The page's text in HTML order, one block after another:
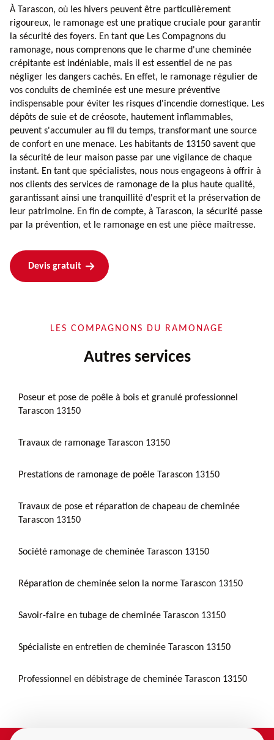
À Tarascon, où les hivers peuvent être particulièrement
rigoureux, le ramonage est une pratique cruciale pour garantir
la sécurité des foyers. En tant que Les Compagnons du
ramonage, nous comprenons que le charme d'une cheminée
crépitante est indéniable, mais il est essentiel de ne pas
négliger les dangers cachés. En effet, le ramonage régulier de
vos conduits de cheminée est une mesure préventive
indispensable pour éviter les risques d'incendie domestique. Les
dépôts de suie et de créosote, hautement inflammables,
peuvent s'accumuler au fil du temps, transformant une source
de confort en une menace. Les habitants de 13150 savent que
la sécurité de leur maison passe par une vigilance de chaque
instant. En tant que spécialistes, nous nous engageons à offrir à
nos clients des services de ramonage de la plus haute qualité,
garantissant ainsi une tranquillité d'esprit et la préservation de
leur patrimoine. En fin de compte, à Tarascon, la sécurité passe
par la prévention, et le ramonage en est une pièce maîtresse.
Devis gratuit
LES COMPAGNONS DU RAMONAGE
Autres services
Poseur et pose de poêle à bois et granulé professionnel
Tarascon 13150
Travaux de ramonage Tarascon 13150
Prestations de ramonage de poêle Tarascon 13150
Travaux de pose et réparation de chapeau de cheminée
Tarascon 13150
Société ramonage de cheminée Tarascon 13150
Réparation de cheminée selon la norme Tarascon 13150
Savoir-faire en tubage de cheminée Tarascon 13150
Spécialiste en entretien de cheminée Tarascon 13150
Professionnel en débistrage de cheminée Tarascon 13150